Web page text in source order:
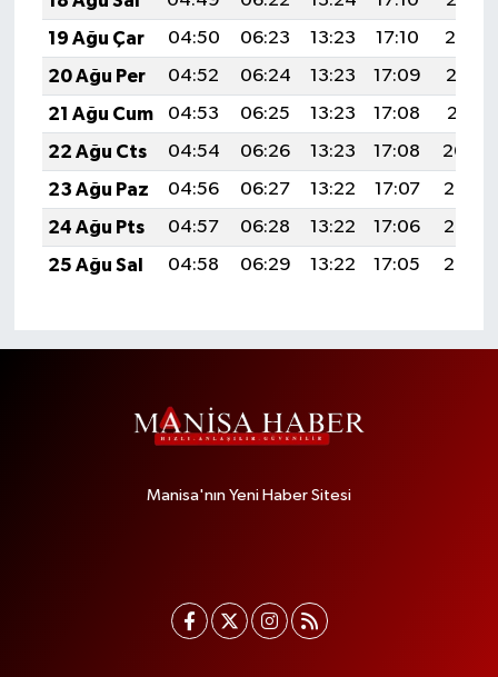
19 Ağu Çar
04:50 06:23 13:23 17:10
20:14
20 Ağu Per
04:52 06:24 13:23 17:09
20:12
21 Ağu Cum
04:53 06:25 13:23 17:08
20:11
22 Ağu Cts
04:54 06:26 13:23 17:08
20:09
23 Ağu Paz
04:56 06:27 13:22 17:07
20:08
24 Ağu Pts
04:57 06:28 13:22 17:06
20:07
25 Ağu Sal
04:58 06:29 13:22 17:05 20:05
Manisa'nın Yeni Haber Sitesi